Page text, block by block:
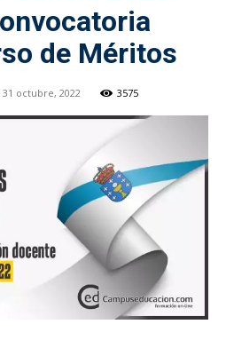
de Méritos
31 octubre, 2022 3575